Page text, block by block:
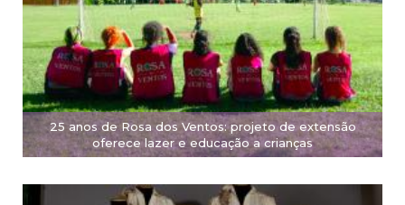
25 anos de Rosa dos Ventos: projeto de extensão
oferece lazer e educação a crianças